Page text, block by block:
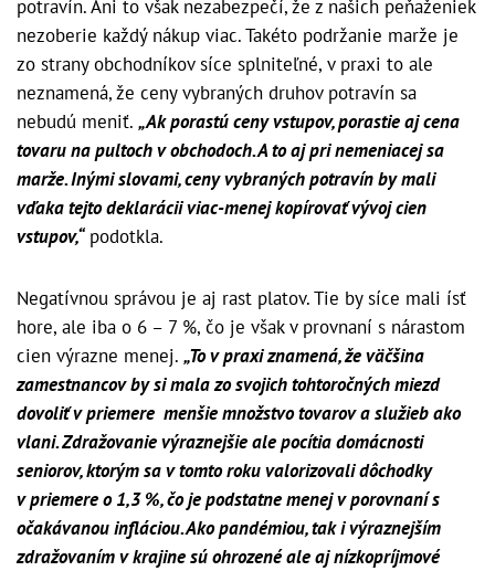
potravín. Ani to však nezabezpečí, že z našich peňaženiek
nezoberie každý nákup viac. Takéto podržanie marže je
zo strany obchodníkov síce splniteľné, v praxi to ale
neznamená, že ceny vybraných druhov potravín sa
nebudú meniť. „Ak porastú ceny vstupov, porastie aj cena
tovaru na pultoch v obchodoch. A to aj pri nemeniacej sa
marže. Inými slovami, ceny vybraných potravín by mali
vďaka tejto deklarácii viac-menej kopírovať vývoj cien
vstupov,“podotkla.
Negatívnou správou je aj rast platov. Tie by síce mali ísť
hore, ale iba o 6 – 7 %, čo je však v provnaní s nárastom
cien výrazne menej. „To v praxi znamená, že väčšina
zamestnancov by si mala zo svojich tohtoročných miezd
dovoliť v priemere menšie množstvo tovarov a služieb ako
vlani. Zdražovanie výraznejšie ale pocítia domácnosti
seniorov, ktorým sa v tomto roku valorizovali dôchodky
v priemere o 1,3 %, čo je podstatne menej v porovnaní s
očakávanou infláciou. Ako pandémiou, tak i výraznejším
zdražovaním v krajine sú ohrozené ale aj nízkopríjmové